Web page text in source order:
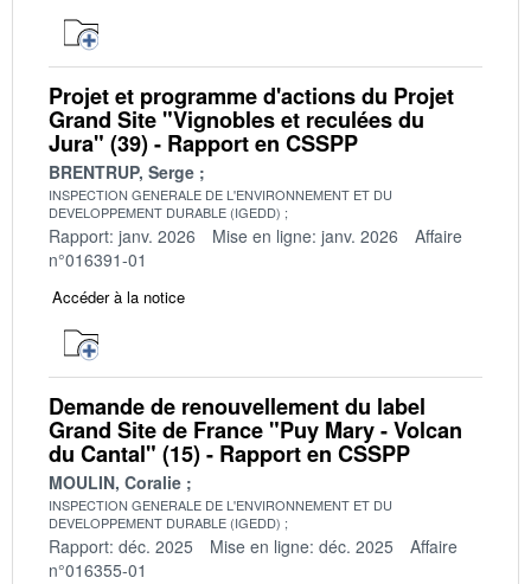
Projet et programme d'actions du Projet
Grand Site "Vignobles et reculées du
Jura" (39) - Rapport en CSSPP
BRENTRUP, Serge
INSPECTION GENERALE DE L'ENVIRONNEMENT ET DU
DEVELOPPEMENT DURABLE (IGEDD)
Rapport: janv. 2026 Mise en ligne: janv. 2026
Affaire
n°016391-01
Accéder à la notice
Demande de renouvellement du label
Grand Site de France "Puy Mary - Volcan
du Cantal" (15) - Rapport en CSSPP
MOULIN, Coralie
INSPECTION GENERALE DE L'ENVIRONNEMENT ET DU
DEVELOPPEMENT DURABLE (IGEDD)
Rapport: déc. 2025 Mise en ligne: déc. 2025
Affaire
n°016355-01